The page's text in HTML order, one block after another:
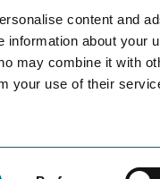
content and
information about your
may combine it with
your use of their